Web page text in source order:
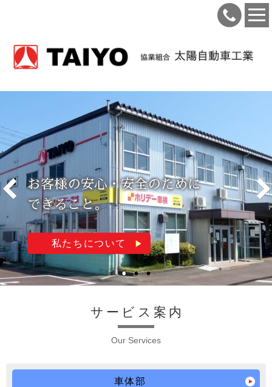
お客様の安心・安全のために
できること。
私たちについて
サービス案内
Our Services
車体部